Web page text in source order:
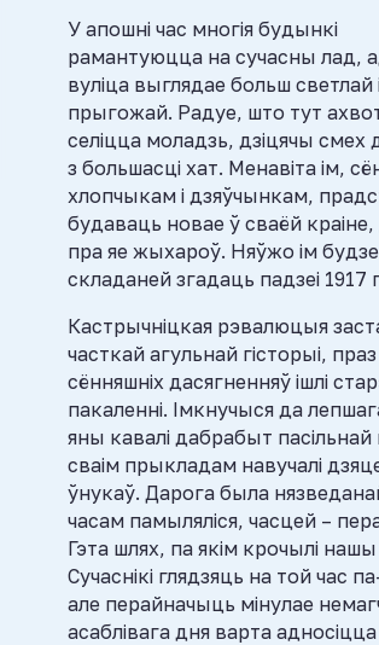
У апошні час многія будынкі
рамантуюцца на сучасны лад,
вуліца выглядае больш светлай
прыгожай. Радуе, што тут
селіцца моладзь, дзіцячы смех
з большасці хат. Менавіта ім,
хлопчыкам і дзяўчынкам,
будаваць новае ў сваёй
пра яе жыхароў. Няўжо ім
складаней згадаць падзеі 1917
Кастрычніцкая рэвалюцыя
часткай агульнай гісторыі,
сённяшніх дасягненняў ішлі
пакаленні. Імкнучыся да
яны кавалі дабрабыт
сваім прыкладам навучалі
ўнукаў. Дарога была
часам памыляліся, часцей –
Гэта шлях, па якім крочылі
Сучаснікі глядзяць на той час
але перайначыць мінулае
асаблівага дня варта адносіцца